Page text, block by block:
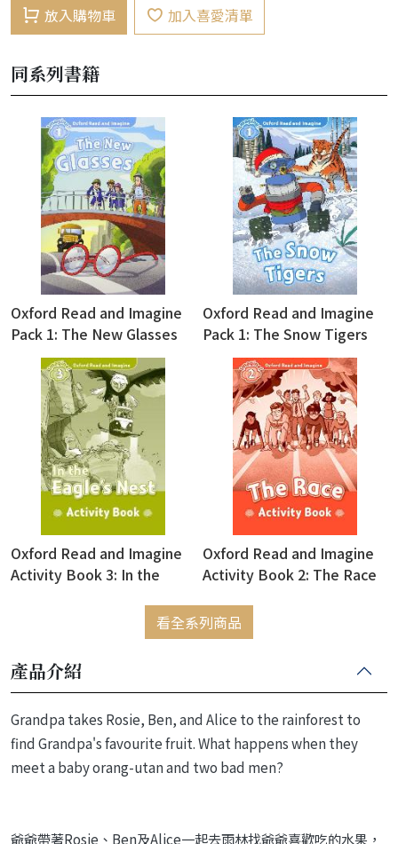
放入購物車 加入喜愛清單
同系列書籍
Oxford Read and Imagine
Pack 1: The New Glasses
(with Audio Download
Access Code)
Oxford Read and Imagine
Pack 1: The Snow Tigers
(with Audio Download
Access Code)
Oxford Read and Imagine
Activity Book 3: In the
Oxford Read and Imagine
Activity Book 2: The Race
看全系列商品
產品介紹
Grandpa takes Rosie, Ben, and Alice to the rainforest to
find Grandpa's favourite fruit. What happens when they
meet a baby orang-utan and two bad men?
爺爺帶著Rosie、Ben及Alice一起去雨林找爺爺喜歡吃的水果，